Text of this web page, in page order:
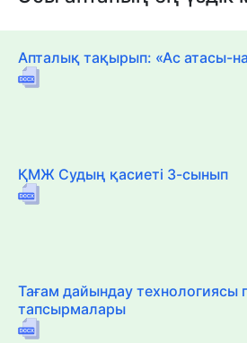
Апталық тақырып: «Ас атасы-
ҚМЖ Судың қасиеті 3-сынып
Тағам дайындау технологиясы
тапсырмалары